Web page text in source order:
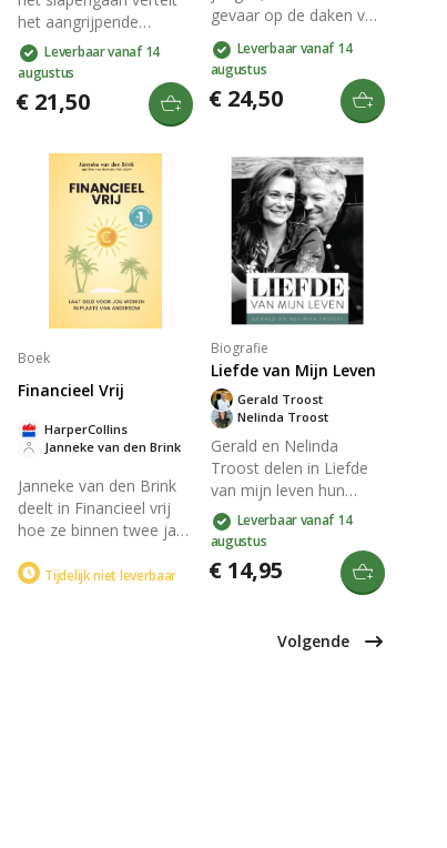
het aangrijpende
verhaal van een jong
Joods gezin in
Amsterdam tijdens de
oorlog, dat gedwongen
gescheiden onderduikt.
In de chaos van de
oorlogsjaren blijven
Cilla en Edmund vol
onzekerheid over hun
kinderen. Na de
bevrijding proberen ze
hun gezin te herenigen
in een wereld vol vragen
en hoop.
Leverbaar vanaf 14
augustus
€ 21,50
gevaar op de daken van
Jeruzalem en raakt
verwikkeld in het verzet
tegen Romeinen. Hij
ervaart discriminatie,
radicalisering en liefde.
Jezus' arrestatie, moet
hij zijn ware zelf vinden.
Een meeslepend
verhaal voor jong en
oud over volwassen
worden en liefde.
Leverbaar vanaf 14
augustus
€ 24,50
Boek
Financieel Vrij
Janneke van den Brink
HarperCollins
Janneke van den Brink
deelt in Financieel vrij
hoe ze binnen twee jaar
werd na haar ontslag.
Tijdelijk niet leverbaar
Biografie
Liefde van Mijn Leven
Nelinda Troost
Gerald Troost
Gerald en Nelinda
Troost delen in Liefde
van mijn leven hun
diepste inzichten over
relaties en liefde.
Ontdek de rol van
geloof in hun duurzame
relatie en leer van hun
uitdagingen. Inclusief
Leverbaar vanaf 14
augustus
€ 14,95
Volgende